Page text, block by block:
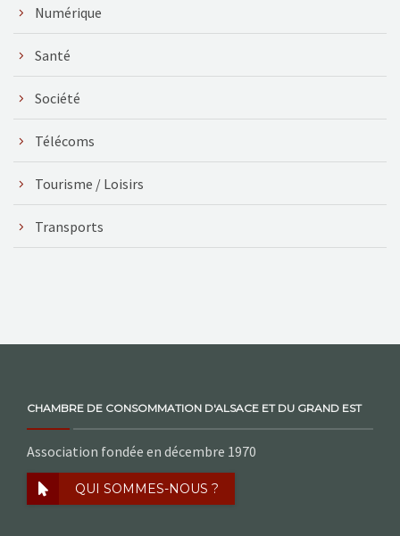
Numérique
Santé
Société
Télécoms
Tourisme / Loisirs
Transports
CHAMBRE DE CONSOMMATION D'ALSACE ET DU GRAND EST
Association fondée en décembre 1970
QUI SOMMES-NOUS ?